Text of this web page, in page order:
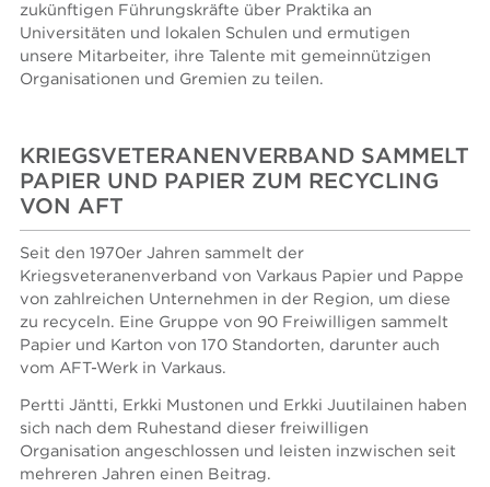
zukünftigen Führungskräfte über Praktika an
Universitäten und lokalen Schulen und ermutigen
unsere Mitarbeiter, ihre Talente mit gemeinnützigen
Organisationen und Gremien zu teilen.
KRIEGSVETERANENVERBAND SAMMELT
PAPIER UND PAPIER ZUM RECYCLING
VON AFT
Seit den 1970er Jahren sammelt der
Kriegsveteranenverband von Varkaus Papier und Pappe
von zahlreichen Unternehmen in der Region, um diese
zu recyceln. Eine Gruppe von 90 Freiwilligen sammelt
Papier und Karton von 170 Standorten, darunter auch
vom AFT-Werk in Varkaus.
Pertti Jäntti, Erkki Mustonen und Erkki Juutilainen haben
sich nach dem Ruhestand dieser freiwilligen
Organisation angeschlossen und leisten inzwischen seit
mehreren Jahren einen Beitrag.